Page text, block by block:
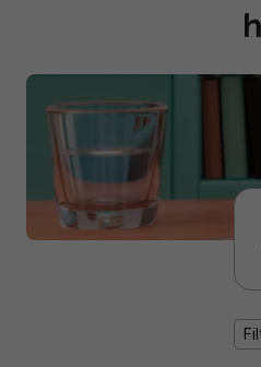
Effectuer une recherche d'emploi